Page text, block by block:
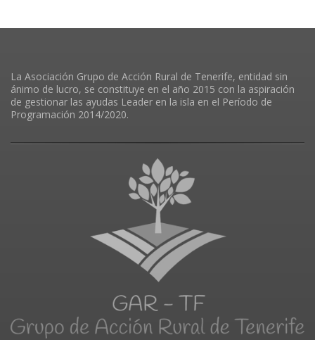
La Asociación Grupo de Acción Rural de Tenerife, entidad sin
ánimo de lucro, se constituye en el año 2015 con la aspiración
de gestionar las ayudas Leader en la isla en el Período de
Programación 2014/2020.